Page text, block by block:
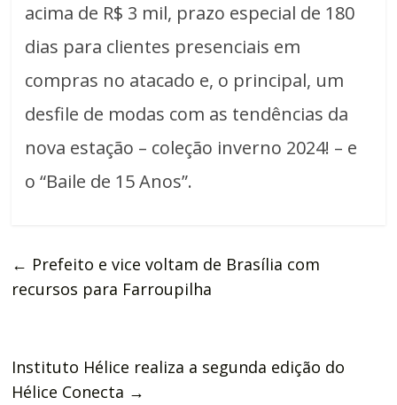
acima de R$ 3 mil, prazo especial de 180
dias para clientes presenciais em
compras no atacado e, o principal, um
desfile de modas com as tendências da
nova estação – coleção inverno 2024! – e
o “Baile de 15 Anos”.
← Prefeito e vice voltam de Brasília com
recursos para Farroupilha
Instituto Hélice realiza a segunda edição do
Hélice Conecta →